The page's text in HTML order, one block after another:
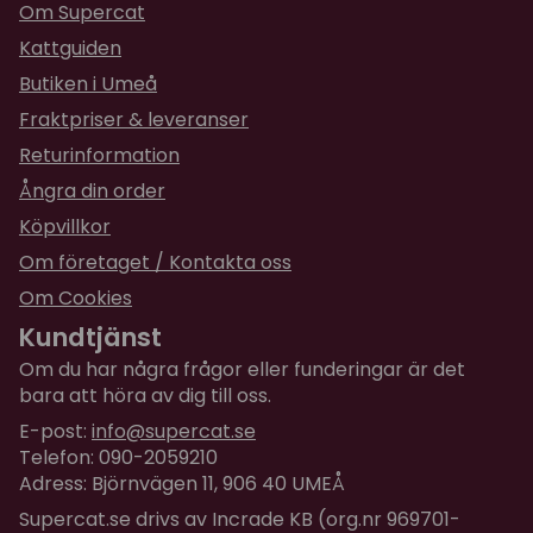
Mitt fel, tänkte att den skulle vara något större.
Använder den till min katt.
Patricia
för 1 år sedan
Levers see dröjde så jag vill inte ha den utan ha
mina pengar tillbaka.
Om Supercat
Kattguiden
Butiken i Umeå
Fraktpriser & leveranser
Returinformation
Ångra din order
Köpvillkor
Om företaget / Kontakta oss
Om Cookies
Kundtjänst
Om du har några frågor eller funderingar är det
bara att höra av dig till oss.
E-post: info@supercat.se
Telefon: 090-2059210
Adress: Björnvägen 11, 906 40 UMEÅ
Supercat.se drivs av Incrade KB (org.nr 969701-